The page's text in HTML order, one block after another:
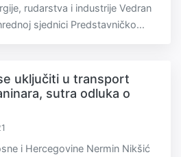
rudarstva i industrije Vedran
sjednici Predstavničko...
uključiti u transport
sutra odluka o
i Hercegovine Nermin Nikšić